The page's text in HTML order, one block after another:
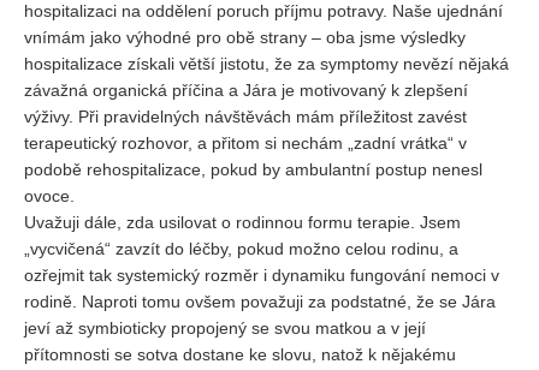
hospitalizaci na oddělení poruch příjmu potravy. Naše ujednání
vnímám jako výhodné pro obě strany – oba jsme výsledky
hospitalizace získali větší jistotu, že za symptomy nevězí nějaká
závažná organická příčina a Jára je motivovaný k zlepšení
výživy. Při pravidelných návštěvách mám příležitost zavést
terapeutický rozhovor, a přitom si nechám „zadní vrátka“ v
podobě rehospitalizace, pokud by ambulantní postup nenesl
ovoce.
Uvažuji dále, zda usilovat o rodinnou formu terapie. Jsem
„vycvičená“ zavzít do léčby, pokud možno celou rodinu, a
ozřejmit tak systemický rozměr i dynamiku fungování nemoci v
rodině. Naproti tomu ovšem považuji za podstatné, že se Jára
jeví až symbioticky propojený se svou matkou a v její
přítomnosti se sotva dostane ke slovu, natož k nějakému